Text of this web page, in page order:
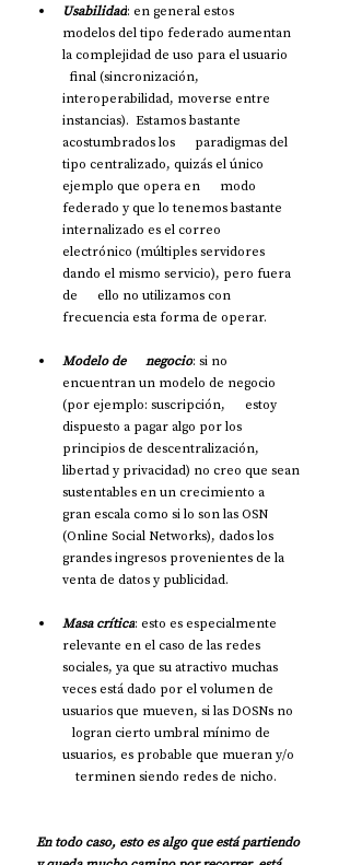
Usabilidad: en general estos
modelos del tipo federado aumentan
la complejidad de uso para el usuario
  final (sincronización,
interoperabilidad, moverse entre
instancias).  Estamos bastante
acostumbrados los      paradigmas del
tipo centralizado, quizás el único
ejemplo que opera en      modo
federado y que lo tenemos bastante
internalizado es el correo
electrónico (múltiples servidores
dando el mismo servicio), pero fuera
de      ello no utilizamos con
frecuencia esta forma de operar.
Modelo de      negocio: si no
encuentran un modelo de negocio
(por ejemplo: suscripción,      estoy
dispuesto a pagar algo por los
principios de descentralización,
libertad y privacidad) no creo que sean
sustentables en un crecimiento a
gran escala como si lo son las OSN
(Online Social Networks), dados los
grandes ingresos provenientes de la
venta de datos y publicidad.
Masa crítica: esto es especialmente
relevante en el caso de las redes
sociales, ya que su atractivo muchas
veces está dado por el volumen de
usuarios que mueven, si las DOSNs no
   logran cierto umbral mínimo de
usuarios, es probable que mueran y/o
    terminen siendo redes de nicho.
En todo caso, esto es algo que está partiendo